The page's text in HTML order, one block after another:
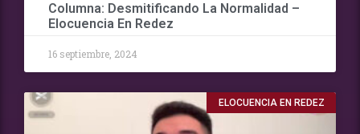
Columna: Desmitificando La Normalidad –
Elocuencia En Redez
16 septiembre, 2024
ELOCUENCIA EN REDEZ